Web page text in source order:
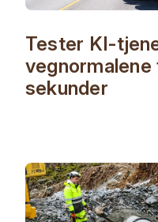
Tester KI-
sekunder